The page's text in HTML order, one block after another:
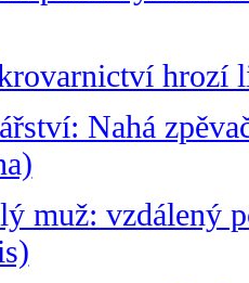
Nahá
muž: vzdálený